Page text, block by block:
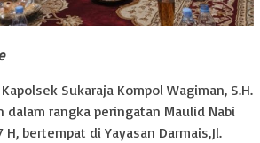
Sukaraja Kompol Wagiman, S.H.
rangka peringatan Maulid Nabi
H, bertempat di Yayasan Darmais,Jl.